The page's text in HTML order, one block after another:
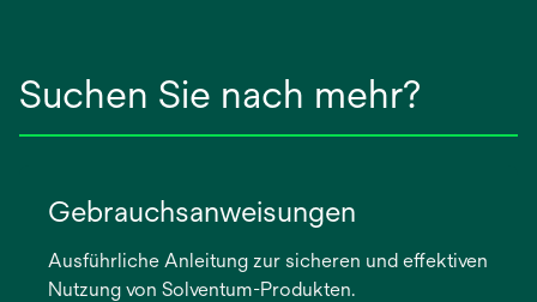
Suchen Sie nach mehr?
Gebrauchsanweisungen
Ausführliche Anleitung zur sicheren und effektiven
Nutzung von Solventum-Produkten.